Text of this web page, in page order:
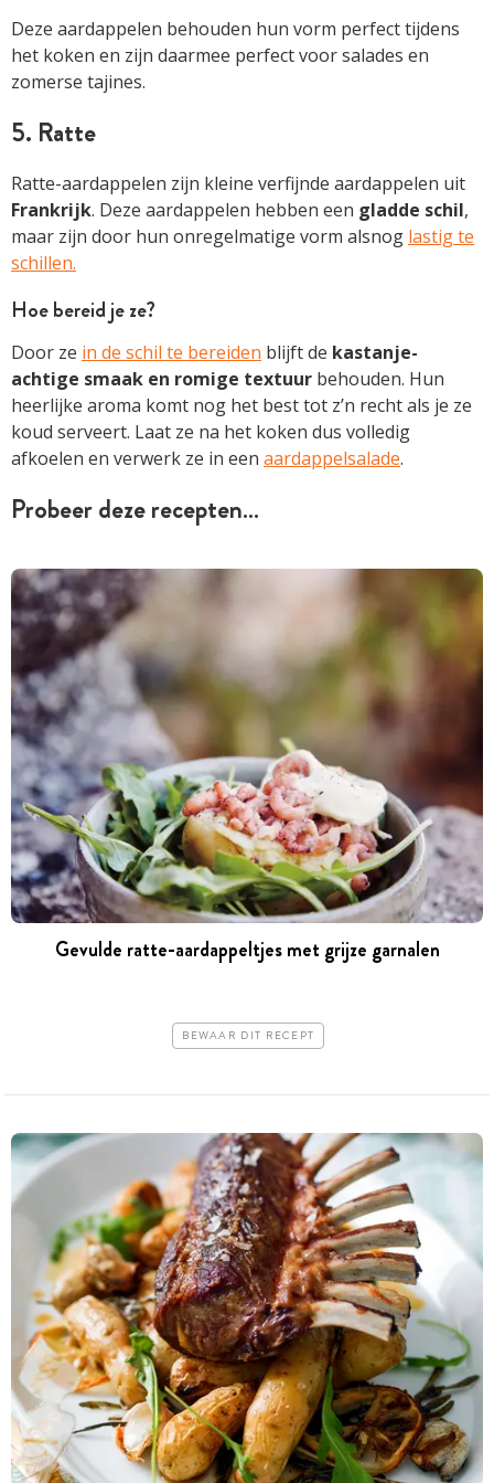
Deze aardappelen behouden hun vorm perfect tijdens
het koken en zijn daarmee perfect voor salades en
zomerse tajines.
5. Ratte
Ratte-aardappelen zijn kleine verfijnde aardappelen uit
Frankrijk. Deze aardappelen hebben een gladde schil,
maar zijn door hun onregelmatige vorm alsnog lastig te
schillen.
Hoe bereid je ze?
Door ze in de schil te bereiden blijft de kastanje-
achtige smaak en romige textuur behouden. Hun
heerlijke aroma komt nog het best tot z’n recht als je ze
koud serveert. Laat ze na het koken dus volledig
afkoelen en verwerk ze in een aardappelsalade.
Probeer deze recepten…
Gevulde ratte-aardappeltjes met grijze garnalen
BEWAAR DIT RECEPT